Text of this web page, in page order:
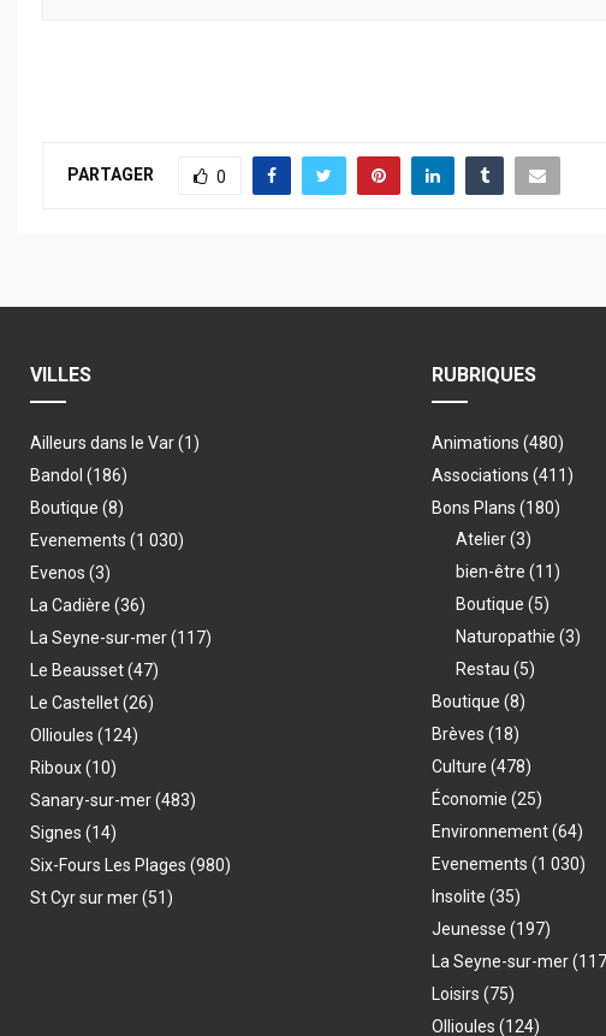
PARTAGER 0
VILLES
Ailleurs dans le Var(1)
Bandol (186)
Boutique (8)
Evenements (1 030)
Evenos (3)
La Cadière (36)
La Seyne-sur-mer(117)
Le Beausset(47)
Le Castellet(26)
Ollioules (124)
Riboux(10)
Sanary-sur-mer(483)
Signes (14)
Six-Fours Les Plages (980)
St Cyr sur mer(51)
RUBRIQUES
Animations (480)
Associations (411)
Bons Plans (180)
Atelier(3)
bien-être (11)
Boutique (5)
Naturopathie (3)
Restau (5)
Boutique (8)
Brèves (18)
Culture (478)
Économie (25)
Environnement(64)
Evenements (1 030)
Insolite (35)
Jeunesse (197)
La Seyne-sur-mer
Loisirs (75)
Ollioules (124)